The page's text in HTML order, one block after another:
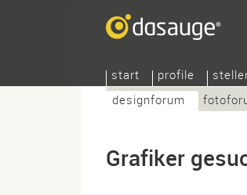
start profile
designforum
Grafiker